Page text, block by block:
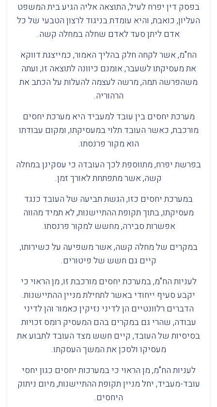
בפסק דין יפרח לעיל, התוצאה אליה הגיע בית המשפט
העליון, כואבת, והיא עומדת בניגוד לרצון הטבעי של כל
אדם ליתן סעד לאדם שחלה במחלה קשה.
הח"מ, אשר לקחה חלק בהליך האמור, כמייצגת דווקא
את מעסיקתו לשעבר, אומנם כיוונה לתוצאה זו, ועתה
משהפרשה תמה, מרשה לעצמה להעלות על הכתב את
הרהוריה.
מערכת יחסים בין עובד למעביד היא מערכת יחסים
מורכבת, כאשר העובד תלוי במעסיקתו, ומקום עבודתו
הוא מקור פרנסתו.
בפרשת יפרח, מתווספת לכך העובדה כי עסקינן במחלה
קשה, אשר מתפתחת לאורך זמן.
במערכת יחסים כזו, הגשת תביעה של העובד כנגד
מעסיקתו, בתוך תקופת ההתיישנות, לא תמיד מהווה
אפשרות סבירה, מחשש למקור פרנסתו.
במקרים של מחלה קשה, אשר משפיעה על כשירותו,
קיים גם חשש של פיטורים.
לעניות הח"מ, במערכת יחסים מורכבת זו, מן הראוי כי
יקבע סעיף ייחודי באשר לתחילת מניין ההתיישנות.
הדברים רלוונטיים הן לדיני נזיקין כאמור והן לדיני
עבודה, שהרי גם במקרים בהם המעסיק רומס זכויות
בסיסיות של העובד, קיים חשש מצד העובד לתבוע את
מעסיקו ולסכן את המשך העסקתו.
לעניות הח"מ, מן הראוי כי במערכות יחסים כגון יחסי
עובד-מעביד, יחל מניין תקופת ההתיישנות, מיום ניתוק
היחסים.